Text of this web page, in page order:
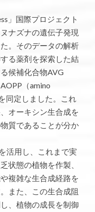
」国際プロジェクト
ナズナの遺伝子発現
。そのデータの解析
る薬剤を探索した結
候補化合物AVG
（amino
同定しました。これ
オーキシン生合成を
質であることが分か
活用し、これまで実
状態の植物を作製、
複雑な生合成経路を
また、この生合成阻
、植物の成長を制御